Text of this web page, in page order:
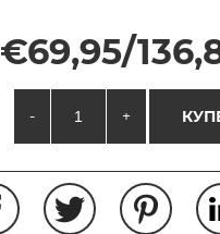
€69,95/
- +